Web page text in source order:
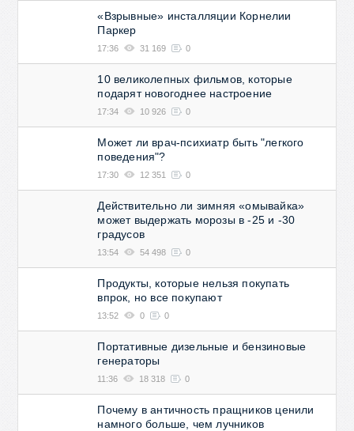
«Взрывные» инсталляции Корнелии
Паркер
17:36 31 169 0
10 великолепных фильмов, которые
подарят новогоднее настроение
17:34 10 926 0
Может ли врач-психиатр быть "легкого
поведения"?
17:30 12 351 0
Действительно ли зимняя «омывайка»
может выдержать морозы в -25 и -30
градусов
13:54 54 498 0
Продукты, которые нельзя покупать
впрок, но все покупают
13:52 0 0
Портативные дизельные и бензиновые
генераторы
11:36 18 318 0
Почему в античность пращников ценили
намного больше, чем лучников